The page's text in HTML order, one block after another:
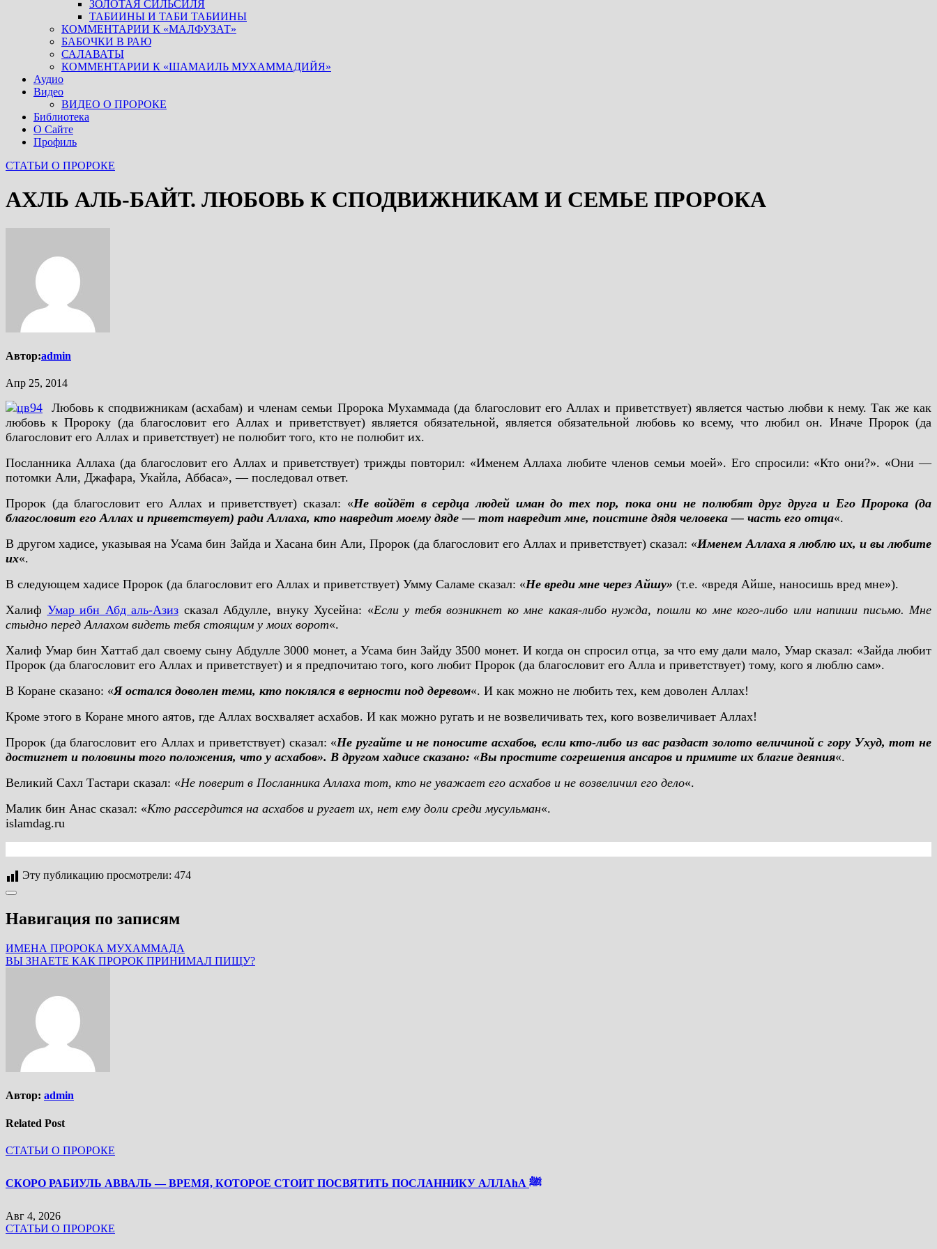
ЗОЛОТАЯ СИЛЬСИЛЯ
ТАБИИНЫ И ТАБИ ТАБИИНЫ
КОММЕНТАРИИ К «МАЛФУЗАТ»
БАБОЧКИ В РАЮ
САЛАВАТЫ
КОММЕНТАРИИ К «ШАМАИЛЬ МУХАММАДИЙЯ»
Аудио
Видео
ВИДЕО О ПРОРОКЕ
Библиотека
О Сайте
Профиль
СТАТЬИ О ПРОРОКЕ
АХЛЬ АЛЬ-БАЙТ. ЛЮБОВЬ К СПОДВИЖНИКАМ И СЕМЬЕ ПРОРОКА
Автор:admin
Апр 25, 2014
Любовь к сподвижникам (асхабам) и членам семьи Пророка Мухаммада (да благословит его Аллах и приветствует) является частью любви к нему. Так же как
любовь к Пророку (да благословит его Аллах и приветствует) является обязательной, является обязательной любовь ко всему, что любил он. Иначе Пророк (да
благословит его Аллах и приветствует) не полюбит того, кто не полюбит их.
Посланника Аллаха (да благословит его Аллах и приветствует) трижды повторил: «Именем Аллаха любите членов семьи моей». Его спросили: «Кто они?». «Они —
потомки Али, Джафара, Укайла, Аббаса», — последовал ответ.
Пророк (да благословит его Аллах и приветствует) сказал: «Не войдёт в сердца людей иман до тех пор, пока они не полюбят друг друга и Его Пророка (да
благословит его Аллах и приветствует) ради Аллаха, кто навредит моему дяде — тот навредит мне, поистине дядя человека — часть его отца«.
В другом хадисе, указывая на Усама бин Зайда и Хасана бин Али, Пророк (да благословит его Аллах и приветствует) сказал: «Именем Аллаха я люблю их, и вы любите
их«.
В следующем хадисе Пророк (да благословит его Аллах и приветствует) Умму Саламе сказал: «Не вреди мне через Айшу» (т.е. «вредя Айше, наносишь вред мне»).
Халиф Умар ибн Абд аль-Азиз сказал Абдулле, внуку Хусейна: «Если у тебя возникнет ко мне какая-либо нужда, пошли ко мне кого-либо или напиши письмо. Мне
стыдно перед Аллахом видеть тебя стоящим у моих ворот«.
Халиф Умар бин Хаттаб дал своему сыну Абдулле 3000 монет, а Усама бин Зайду 3500 монет. И когда он спросил отца, за что ему дали мало, Умар сказал: «Зайда любит
Пророк (да благословит его Аллах и приветствует) и я предпочитаю того, кого любит Пророк (да благословит его Алла и приветствует) тому, кого я люблю сам».
В Коране сказано: «Я остался доволен теми, кто поклялся в верности под деревом«. И как можно не любить тех, кем доволен Аллах!
Кроме этого в Коране много аятов, где Аллах восхваляет асхабов. И как можно ругать и не возвеличивать тех, кого возвеличивает Аллах!
Пророк (да благословит его Аллах и приветствует) сказал: «Не ругайте и не поносите асхабов, если кто-либо из вас раздаст золото величиной с гору Ухуд, тот не
достигнет и половины того положения, что у асхабов». В другом хадисе сказано: «Вы простите согрешения ансаров и примите их благие деяния«.
Великий Сахл Тастари сказал: «Не поверит в Посланника Аллаха тот, кто не уважает его асхабов и не возвеличил его дело«.
Малик бин Анас сказал: «Кто рассердится на асхабов и ругает их, нет ему доли среди мусульман«.
islamdag.ru
Эту публикацию просмотрели: 474
Навигация по записям
ИМЕНА ПРОРОКА МУХАММАДА
ВЫ ЗНАЕТЕ КАК ПРОРОК ПРИНИМАЛ ПИЩУ?
Автор: admin
Related Post
СТАТЬИ О ПРОРОКЕ
СКОРО РАБИУЛЬ АВВАЛЬ — ВРЕМЯ, КОТОРОЕ СТОИТ ПОСВЯТИТЬ ПОСЛАННИКУ АЛЛАhА ﷺ
Авг 4, 2026
СТАТЬИ О ПРОРОКЕ